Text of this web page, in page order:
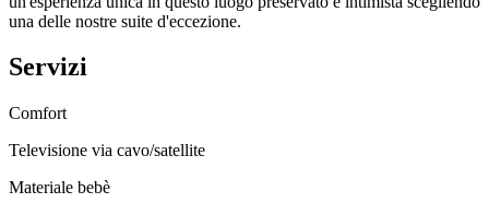
una delle nostre suite d'eccezione.
Servizi
Comfort
Televisione via cavo/satellite
Materiale bebè